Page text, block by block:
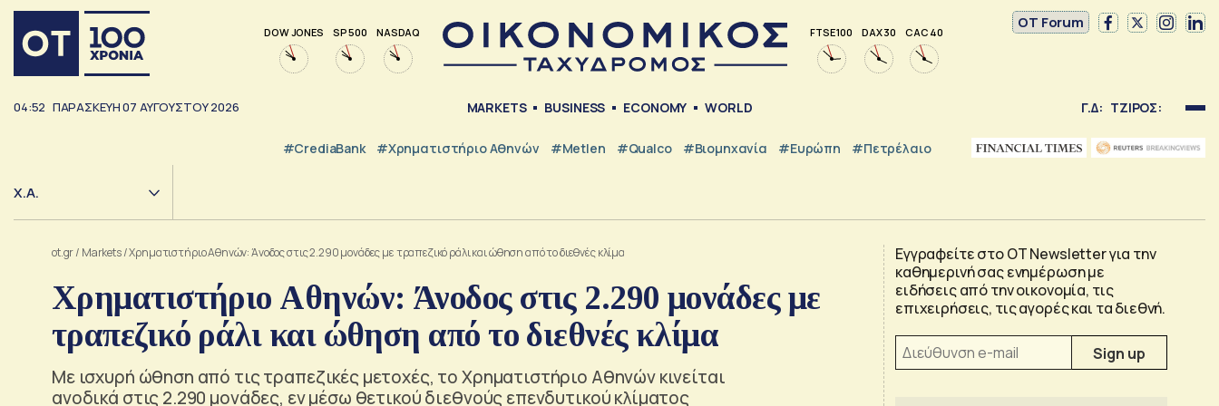
DOW JONES SP 500 NASDAQ FTSE 100 DAX 30 CAC 40
OT Forum
04:52 ΠΑΡΑΣΚΕΥΗ07 ΑΥΓΟΥΣΤΟΥ2026 MARKETS BUSINESS ECONOMY WORLD Γ.Δ: ΤΖΙΡΟΣ:
#CrediaBank #Χρηματιστήριο Αθηνών #metlen #Qualco #Βιομηχανία #Ευρώπη #Πετρέλαιο
Χ.Α.
ot.gr/ Markets/Χρηματιστήριο Αθηνών: Άνοδος στις 2.290 μονάδες με τραπεζικό ράλι και ώθηση από το διεθνές κλίμα
Χρηματιστήριο Αθηνών: Άνοδος στις 2.290 μονάδες με
τραπεζικό ράλι και ώθηση από το διεθνές κλίμα
Με ισχυρή ώθηση από τις τραπεζικές μετοχές, το Χρηματιστήριο Αθηνών κινείται
ανοδικά στις 2.290 μονάδες, εν μέσω θετικού διεθνούς επενδυτικού κλίματος
Εγγραφείτε στο OT Newsletter για την
καθημερινή σας ενημέρωση με
ειδήσεις από την οικονομία, τις
επιχειρήσεις, τις αγορές και τα διεθνή.